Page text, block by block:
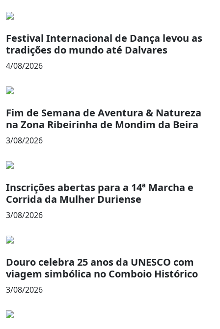
Festival Internacional de Dança levou as
tradições do mundo até Dalvares
4/08/2026
Fim de Semana de Aventura & Natureza
na Zona Ribeirinha de Mondim da Beira
3/08/2026
Inscrições abertas para a 14ª Marcha e
Corrida da Mulher Duriense
3/08/2026
Douro celebra 25 anos da UNESCO com
viagem simbólica no Comboio Histórico
3/08/2026